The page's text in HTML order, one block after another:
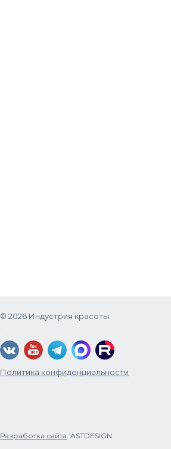
© 2026 Индустрия красоты.
Политика конфиденциальности
Разработка сайта ASTDESIGN